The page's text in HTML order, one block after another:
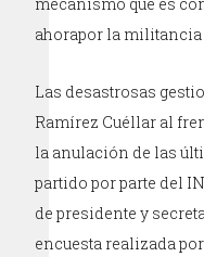
ahorapor la militancia
Las desastrosas
Ramírez Cuéllar al
la anulación de las
partido por parte del
de presidente y
encuesta realizada